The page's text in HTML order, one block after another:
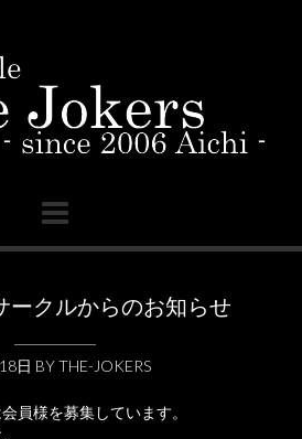
ークルからのお知らせ
日 BYTHE-JOKERS
員様を募集しています。